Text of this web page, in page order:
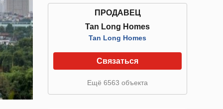
ПРОДАВЕЦ
Tan Long Homes
Tan Long Homes
Связаться
Ещё 6563 объекта